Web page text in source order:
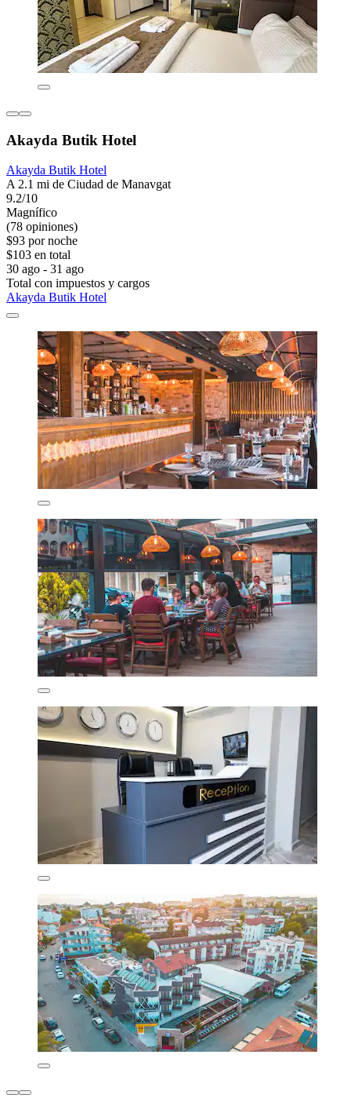
Akayda Butik Hotel
Akayda Butik Hotel
A 2.1 mi de Ciudad de Manavgat
9.2/10
Magnífico
(78 opiniones)
$93 por noche
$103 en total
30 ago - 31 ago
Total con impuestos y cargos
Akayda Butik Hotel